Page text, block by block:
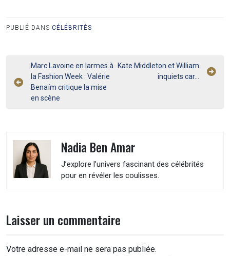
PUBLIÉ DANS CÉLÉBRITÉS
Navigation
de
l’article
Marc Lavoine en larmes à
la Fashion Week : Valérie
Benaïm critique la mise
en scène
Kate Middleton et William
inquiets car…
Nadia Ben Amar
J’explore l’univers fascinant des célébrités
pour en révéler les coulisses.
Laisser un commentaire
Votre adresse e-mail ne sera pas publiée.